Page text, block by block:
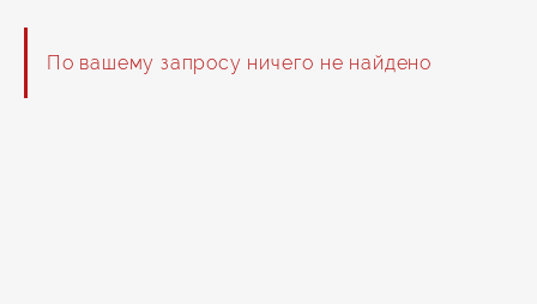
По вашему запросу ничего не найдено